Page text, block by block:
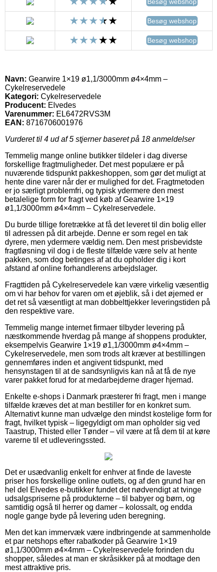
Besøg webshop
Besøg webshop
Navn: Gearwire 1×19 ø1,1/3000mm ø4×4mm –
Cykelreservedele
Kategori: Cykelreservedele
Producent: Elvedes
Varenummer: EL6472RVS3M
EAN: 8716706001976
Vurderet til 4 ud af 5 stjerner baseret på 18 anmeldelser
Temmelig mange online butikker tildeler i dag diverse
forskellige fragtmuligheder. Det mest populære er på
nuværende tidspunkt pakkeshoppen, som gør det muligt at
hente dine varer når der er mulighed for det. Fragtmetoden
er jo særligt problemfri, og typisk ydermere den mest
betalelige form for fragt ved køb af Gearwire 1×19
ø1,1/3000mm ø4×4mm – Cykelreservedele.
Du burde tillige foretrække at få det leveret til din bolig eller
til adressen på dit arbejde. Denne er som regel en tak
dyrere, men ydermere vældig nem. Den mest prisbevidste
fragtløsning vil dog i de fleste tilfælde være selv at hente
pakken, som dog betinges af at du opholder dig i kort
afstand af online forhandlerens arbejdslager.
Fragttiden på Cykelreservedele kan være virkelig væsentlig
om vi har behov for varen om et øjeblik, så i det øjemed er
det ret så væsentligt at man dobbelttjekker leveringstiden på
den respektive vare.
Temmelig mange internet firmaer tilbyder levering på
næstkommende hverdag på mange af shoppens produkter,
eksempelvis Gearwire 1×19 ø1,1/3000mm ø4×4mm –
Cykelreservedele, men som trods alt kræver at bestillingen
gennemføres inden et angivent tidspunkt, med
hensynstagen til at de sandsynligvis kan nå at få de nye
varer pakket forud for at medarbejderne drager hjemad.
Enkelte e-shops i Danmark præsterer fri fragt, men i mange
tilfælde kræves det at man bestiller for en konkret sum.
Alternativt kunne man udvælge den mindst kostelige form for
fragt, hvilket typisk – ligegyldigt om man opholder sig ved
Taastrup, Thisted eller Tønder – vil være at få dem til at køre
varerne til et udleveringssted.
Det er usædvanlig enkelt for enhver at finde de laveste
priser hos forskellige online outlets, og af den grund har en
hel del Elvedes e-butikker fundet det nødvendigt at tvinge
udsalgspriserne på produkterne – til babyer og børn, og
samtidig også til herrer og damer – kolossalt, og endda
nogle gange byde på levering uden beregning.
Men det kan immervæk være indbringende at sammenholde
et par netshops efter rabatkoder på Gearwire 1×19
ø1,1/3000mm ø4×4mm – Cykelreservedele forinden du
shopper, således at man er skråsikker på at modtage den
mest attraktive pris.